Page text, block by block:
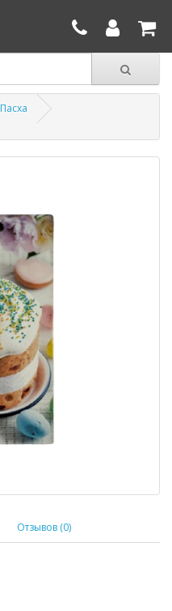
Пасха
Отзывов (0)